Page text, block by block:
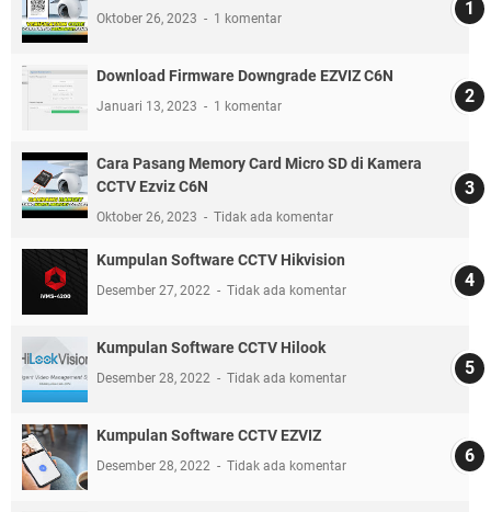
Oktober 26, 2023 1 komentar
Download Firmware Downgrade EZVIZ C6N
Januari 13, 2023 1 komentar
Cara Pasang Memory Card Micro SD di Kamera
CCTV Ezviz C6N
Oktober 26, 2023 Tidak ada komentar
Kumpulan Software CCTV Hikvision
Desember 27, 2022 Tidak ada komentar
Kumpulan Software CCTV Hilook
Desember 28, 2022 Tidak ada komentar
Kumpulan Software CCTV EZVIZ
Desember 28, 2022 Tidak ada komentar